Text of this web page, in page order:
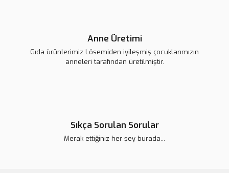
139,00 TL
Anne Üretimi
Gıda ürünlerimiz Lösemiden iyileşmiş çocuklarımızın
anneleri tarafından üretilmiştir.
Sıkça Sorulan Sorular
Merak ettiğiniz her şey burada...